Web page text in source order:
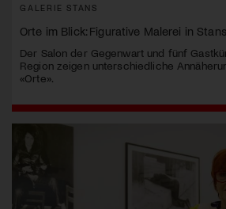
GALERIE STANS
Orte im Blick: Figurative Malerei in Stans
Der Salon der Gegenwart und fünf
Region zeigen unterschiedliche
«Orte».